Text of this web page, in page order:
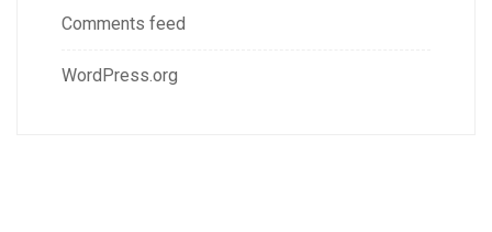
Comments feed
WordPress.org